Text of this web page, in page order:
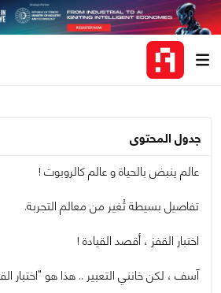
جدول المحتوى
عالم ينبض بالحياة و عالم كالروبوت !
تفاصيل بسيطة تُغير من معالم التجربة.
اختبار القفز ، أقصد القيادة !
آسف ، لكن خانني التعبير .. هذا هو "اختبار